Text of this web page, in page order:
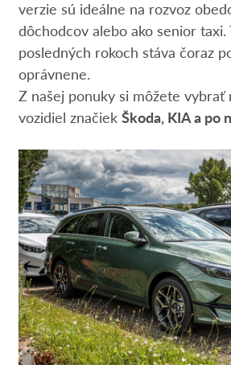
verzie sú ideálne na rozvoz
dôchodcov alebo ako senior taxi.
posledných rokoch stáva čoraz
oprávnene.
Z našej ponuky si môžete vybrať
vozidiel značiek Škoda, KIA a po